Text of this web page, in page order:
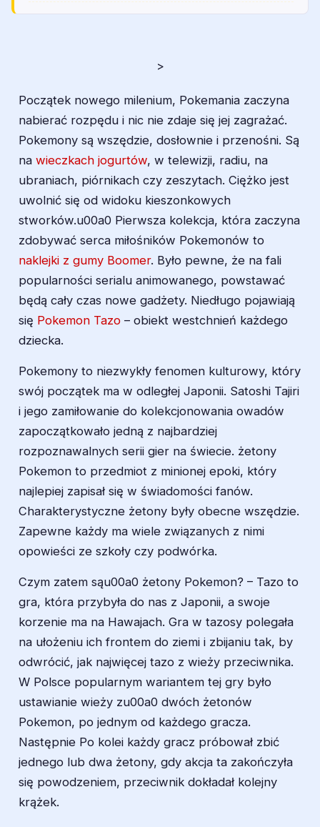
>
Początek nowego milenium, Pokemania zaczyna
nabierać rozpędu i nic nie zdaje się jej zagrażać.
Pokemony są wszędzie, dosłownie i przenośni. Są
na wieczkach jogurtów, w telewizji, radiu, na
ubraniach, piórnikach czy zeszytach. Ciężko jest
uwolnić się od widoku kieszonkowych
stworków.u00a0 Pierwsza kolekcja, która zaczyna
zdobywać serca miłośników Pokemonów to
naklejki z gumy Boomer. Było pewne, że na fali
popularności serialu animowanego, powstawać
będą cały czas nowe gadżety. Niedługo pojawiają
się Pokemon Tazo – obiekt westchnień każdego
dziecka.
Pokemony to niezwykły fenomen kulturowy, który
swój początek ma w odległej Japonii. Satoshi Tajiri
i jego zamiłowanie do kolekcjonowania owadów
zapoczątkowało jedną z najbardziej
rozpoznawalnych serii gier na świecie. żetony
Pokemon to przedmiot z minionej epoki, który
najlepiej zapisał się w świadomości fanów.
Charakterystyczne żetony były obecne wszędzie.
Zapewne każdy ma wiele związanych z nimi
opowieści ze szkoły czy podwórka.
Czym zatem sąu00a0 żetony Pokemon? – Tazo to
gra, która przybyła do nas z Japonii, a swoje
korzenie ma na Hawajach. Gra w tazosy polegała
na ułożeniu ich frontem do ziemi i zbijaniu tak, by
odwrócić, jak najwięcej tazo z wieży przeciwnika.
W Polsce popularnym wariantem tej gry było
ustawianie wieży zu00a0 dwóch żetonów
Pokemon, po jednym od każdego gracza.
Następnie Po kolei każdy gracz próbował zbić
jednego lub dwa żetony, gdy akcja ta zakończyła
się powodzeniem, przeciwnik dokładał kolejny
krążek.